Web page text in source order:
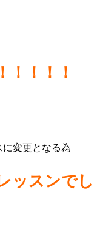
！！！
変更となる為
ッスンでし